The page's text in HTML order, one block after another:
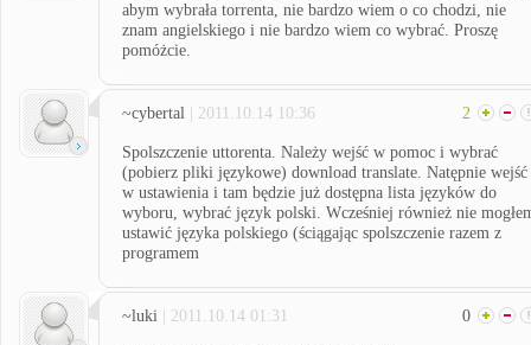
abym wybrała torrenta, nie bardzo wiem o co chodzi, nie
znam angielskiego i nie bardzo wiem co wybrać. Proszę
pomóżcie.
~cybertal | 2011.10.14 10:36 2
Spolszczenie uttorenta. Należy wejść w pomoc i wybrać
(pobierz pliki językowe) download translate. Natępnie wejść
w ustawienia i tam będzie już dostępna lista języków do
wyboru, wybrać język polski. Wcześniej również nie
ustawić języka polskiego (ściągając spolszczenie razem z
programem
~luki | 2011.10.14 01:31 0